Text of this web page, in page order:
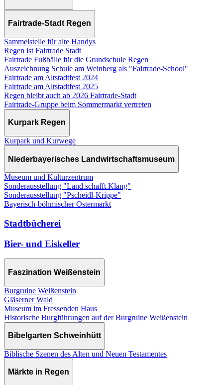
Fairtrade-Stadt Regen
Sammelstelle für alte Handys
Regen ist Fairtrade Stadt
Fairtrade Fußbälle für die Grundschule Regen
Auszeichnung Schule am Weinberg als "Fairtrade-School"
Fairtrade am Altstadtfest 2024
Fairtrade am Altstadtfest 2025
Regen bleibt auch ab 2026 Fairtrade-Stadt
Fairtrade-Gruppe beim Sommermarkt vertreten
Kurpark Regen
Kurpark und Kurwege
Niederbayerisches Landwirtschaftsmuseum
Museum und Kulturzentrum
Sonderausstellung "Land.schafft.Klang"
Sonderausstellung "Pscheidl-Krippe"
Bayerisch-böhmischer Ostermarkt
Stadtbücherei
Bier- und Eiskeller
Faszination Weißenstein
Burgruine Weißenstein
Gläserner Wald
Museum im Fressenden Haus
Historische Burgführungen auf der Burgruine Weißenstein
Bibelgarten Schweinhütt
Biblische Szenen des Alten und Neuen Testamentes
Märkte in Regen